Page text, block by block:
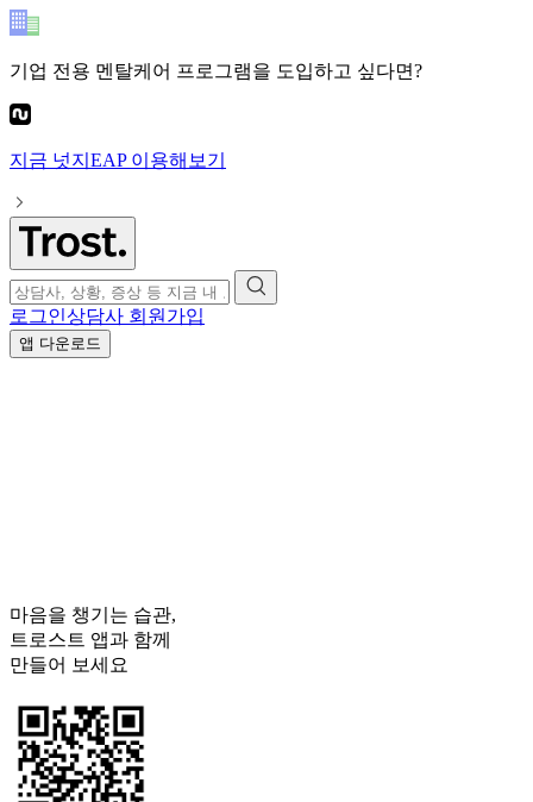
기업 전용 멘탈케어 프로그램을 도입하고 싶다면?
지금 넛지EAP이용해보기
로그인상담사 회원가입
앱 다운로드
마음을 챙기는 습관,
트로스트 앱과 함께
만들어 보세요